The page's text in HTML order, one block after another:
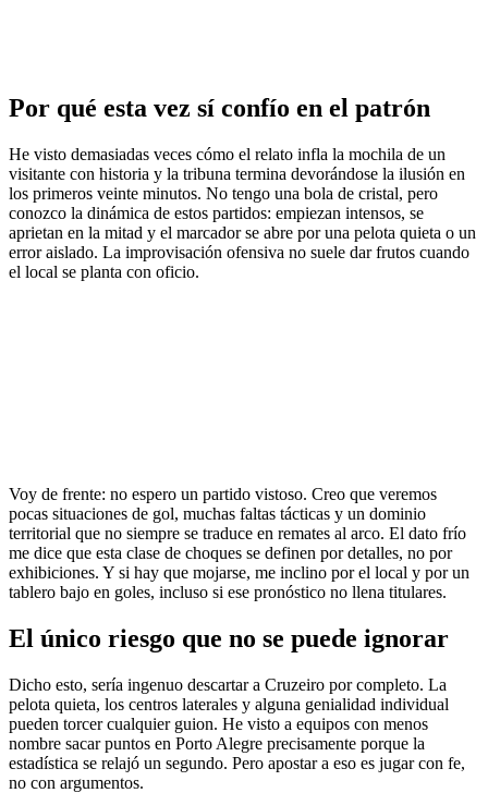
Por qué esta vez sí confío en el patrón
He visto demasiadas veces cómo el relato infla la mochila de un
visitante con historia y la tribuna termina devorándose la ilusión en
los primeros veinte minutos. No tengo una bola de cristal, pero
conozco la dinámica de estos partidos: empiezan intensos, se
aprietan en la mitad y el marcador se abre por una pelota quieta o un
error aislado. La improvisación ofensiva no suele dar frutos cuando
el local se planta con oficio.
Voy de frente: no espero un partido vistoso. Creo que veremos
pocas situaciones de gol, muchas faltas tácticas y un dominio
territorial que no siempre se traduce en remates al arco. El dato frío
me dice que esta clase de choques se definen por detalles, no por
exhibiciones. Y si hay que mojarse, me inclino por el local y por un
tablero bajo en goles, incluso si ese pronóstico no llena titulares.
El único riesgo que no se puede ignorar
Dicho esto, sería ingenuo descartar a Cruzeiro por completo. La
pelota quieta, los centros laterales y alguna genialidad individual
pueden torcer cualquier guion. He visto a equipos con menos
nombre sacar puntos en Porto Alegre precisamente porque la
estadística se relajó un segundo. Pero apostar a eso es jugar con fe,
no con argumentos.